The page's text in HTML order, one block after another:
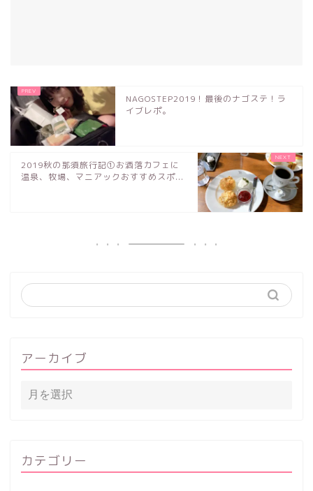
NAGOSTEP2019！最後のナゴステ！ラ
イブレポ。
2019秋の那須旅行記①お洒落カフェに
温泉、牧場、マニアックおすすめスポ...
アーカイブ
カテゴリー